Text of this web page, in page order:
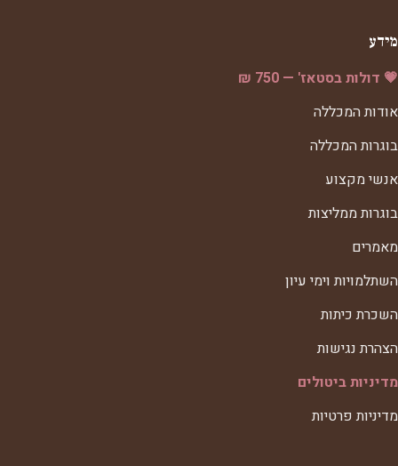
מידע
💗 דולות בסטאז' — 750 ₪
אודות המכללה
בוגרות המכללה
אנשי מקצוע
בוגרות ממליצות
מאמרים
השתלמויות וימי עיון
השכרת כיתות
הצהרת נגישות
מדיניות ביטולים
מדיניות פרטיות